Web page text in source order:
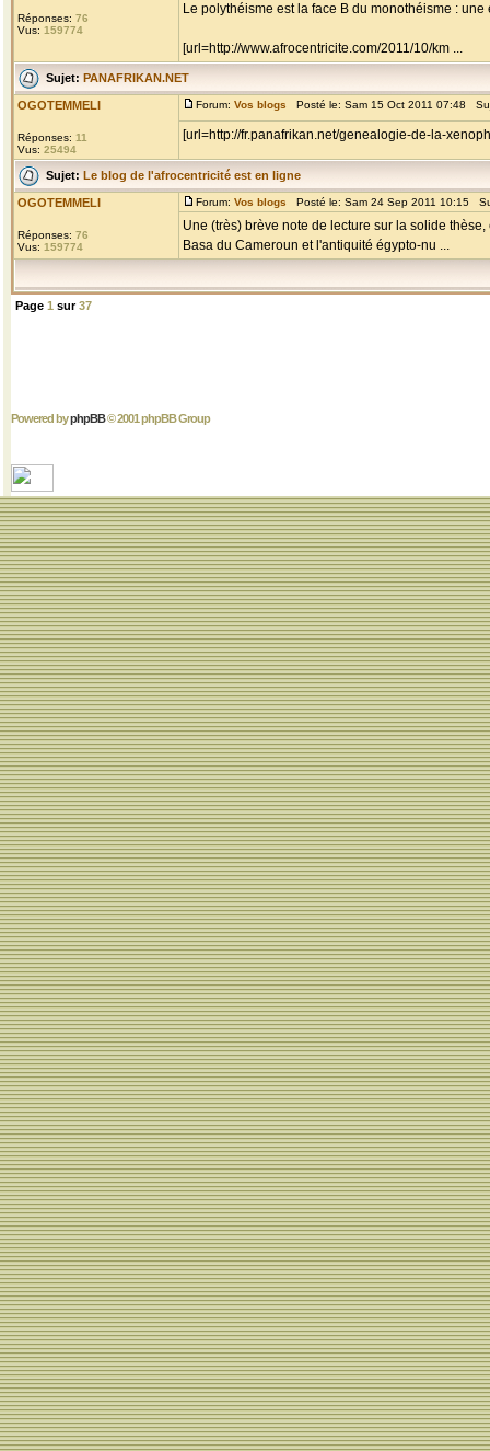
Réponses: 76
Vus: 159774
Le polythéisme est la face B du monothéisme :
[url=http://www.afrocentricite.com/2011/10/km ...
Sujet: PANAFRIKAN.NET
OGOTEMMELI
Réponses: 11
Vus: 25494
Forum: Vos blogs Posté le: Sam 15 Oct 2011 07:48
[url=http://fr.panafrikan.net/genealogie-de-la-
Sujet: Le blog de l'afrocentricité est en ligne
OGOTEMMELI
Réponses: 76
Vus: 159774
Forum: Vos blogs Posté le: Sam 24 Sep 2011 10:15
Une (très) brève note de lecture sur la solide
Basa du Cameroun et l'antiquité égypto-nu ...
Page 1 sur37
Powered byphpBB© 2001 phpBB Group